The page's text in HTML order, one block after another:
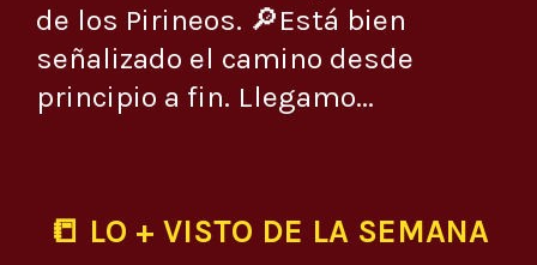
de los Pirineos. 🔎Está bien
señalizado el camino desde
principio a fin. Llegamo...
📒 LO + VISTO DE LA SEMANA